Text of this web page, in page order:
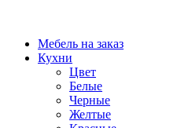
Мебель на заказ
Кухни
Цвет
Белые
Черные
Желтые